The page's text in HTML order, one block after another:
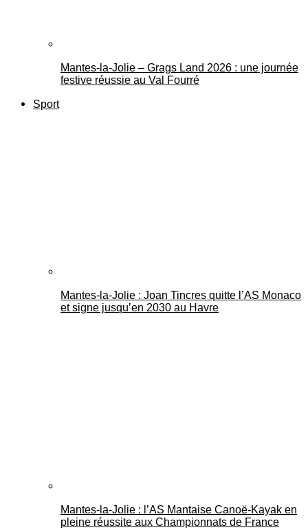
Mantes-la-Jolie – Grags Land 2026 : une journée
festive réussie au Val Fourré
Sport
Mantes-la-Jolie : Joan Tincres quitte l’AS Monaco
et signe jusqu’en 2030 au Havre
Mantes-la-Jolie : l’AS Mantaise Canoë‑Kayak en
pleine réussite aux Championnats de France